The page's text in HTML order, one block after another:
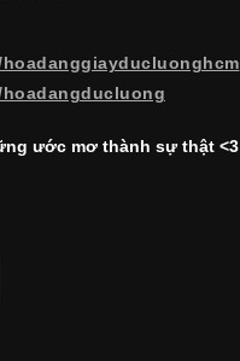
ước mơ thành sự thật <3